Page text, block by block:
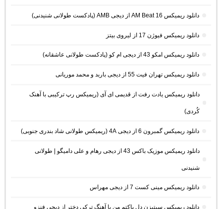
دانلود ریمیکس AM Beat 16 از دیجی AMB (پادکست طولانی شنیدنی)
دانلود ریمیکس فیوژن 17 از لیروی بیتز
دانلود ریمیکس امکو 43 از دیجی ام کو (پادکست طولانی عاشقانه)
دانلود ریمیکس تهران فیت 55 از دیجی باربد و محمد موریانی
دانلود ریمیکس یادت رفت از قدیمی ای آی (ریمیکس رپ ترکیبی با آهنک
کُردی)
دانلود ریمیکس گمبرون 6 از دیجی 4A (ریمیکس طولانی شاد بندری جنوبی)
دانلود ریمیکس موزیک باکس 43 از دیجی رهام و علی دامیگو | طولانی
شنیدنی
دانلود ریمیکس مینی کست 7 از دیجی مهراس
دانلود ریمیکس سیتیزن دل پاکتم من با آهنگ ترکی دختر از دیجی فنزو